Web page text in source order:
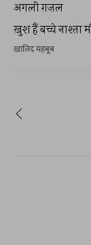
अगली ग़ज़ल
ख़ुश हैं बच्चे नाश्ता
ख़ालिद महबूब